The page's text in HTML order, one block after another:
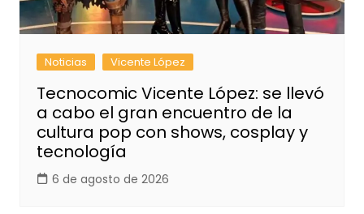
Noticias Vicente López
Tecnocomic Vicente López: se llevó
a cabo el gran encuentro de la
cultura pop con shows, cosplay y
tecnología
6 de agosto de 2026